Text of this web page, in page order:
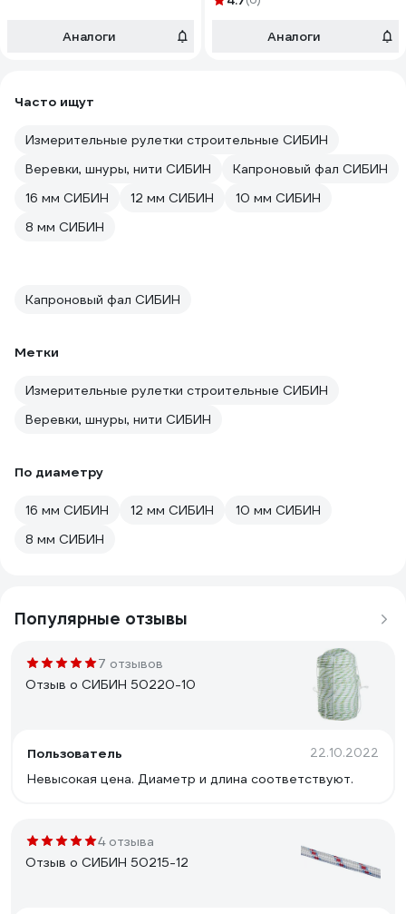
Аналоги
бухта 100м, 320кгс СИБИН
Аналоги
Часто ищут
Измерительные рулетки строительные СИБИН
Веревки, шнуры, нити СИБИН
Капроновый фал СИБИН
16 мм СИБИН
12 мм СИБИН
10 мм СИБИН
8 мм СИБИН
Капроновый фал СИБИН
Метки
Измерительные рулетки строительные СИБИН
Веревки, шнуры, нити СИБИН
По диаметру
16 мм СИБИН 12 мм СИБИН
10 мм СИБИН
8 мм СИБИН
Популярные отзывы
7 отзывов
Отзыв о СИБИН 50220-10
Пользователь 22.10.2022
Невысокая цена. Диаметр и длина соответствуют.
4 отзыва
Отзыв о СИБИН 50215-12